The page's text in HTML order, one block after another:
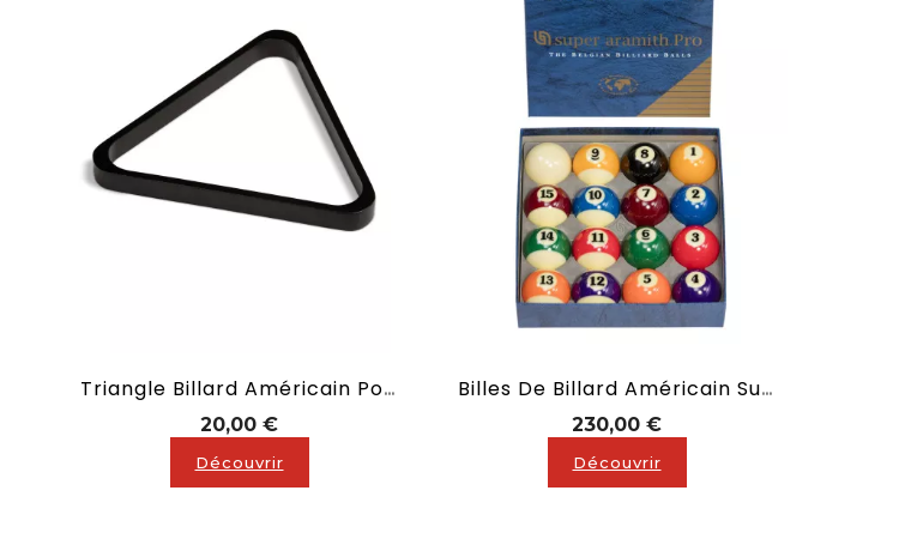
Triangle Billard Américain Pour Billes Américaines En Ø 57 Mm
20,00 €Prix
Découvrir
Billes De Billard Américain Super Aramith Pro Diamètre 57 Mm
230,00 €Prix
Découvrir